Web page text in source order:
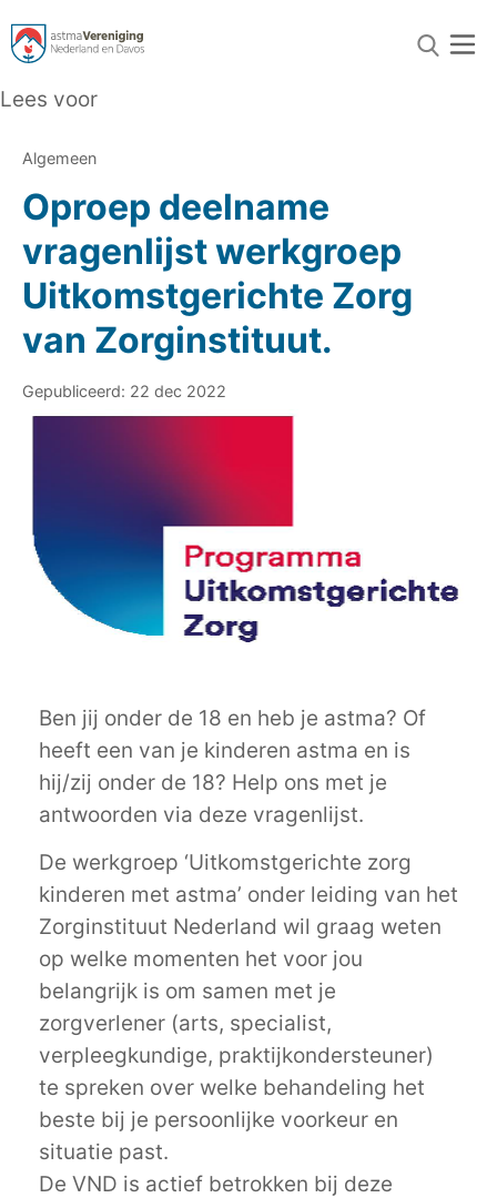
Lees voor
Algemeen
Oproep deelname
vragenlijst werkgroep
Uitkomstgerichte Zorg
van Zorginstituut.
Gepubliceerd: 22 dec 2022
Ben jij onder de 18 en heb je astma? Of
heeft een van je kinderen astma en is
hij/zij onder de 18? Help ons met je
antwoorden via deze vragenlijst.
De werkgroep ‘Uitkomstgerichte zorg
kinderen met astma’ onder leiding van het
Zorginstituut Nederland wil graag weten
op welke momenten het voor jou
belangrijk is om samen met je
zorgverlener (arts, specialist,
verpleegkundige, praktijkondersteuner)
te spreken over welke behandeling het
beste bij je persoonlijke voorkeur en
situatie past.
De VND is actief betrokken bij deze